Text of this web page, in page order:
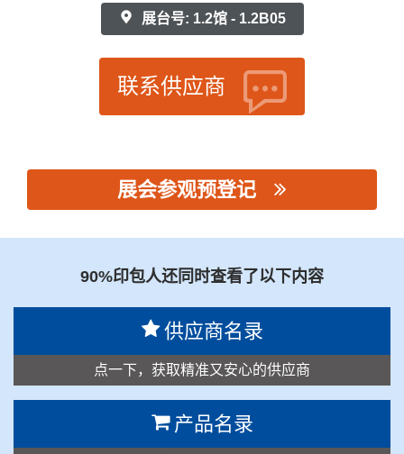
展台号: 1.2馆 - 1.2B05
联系供应商
展会参观预登记
90%印包人还同时查看了以下内容
供应商名录
点一下，获取精准又安心的供应商
产品名录